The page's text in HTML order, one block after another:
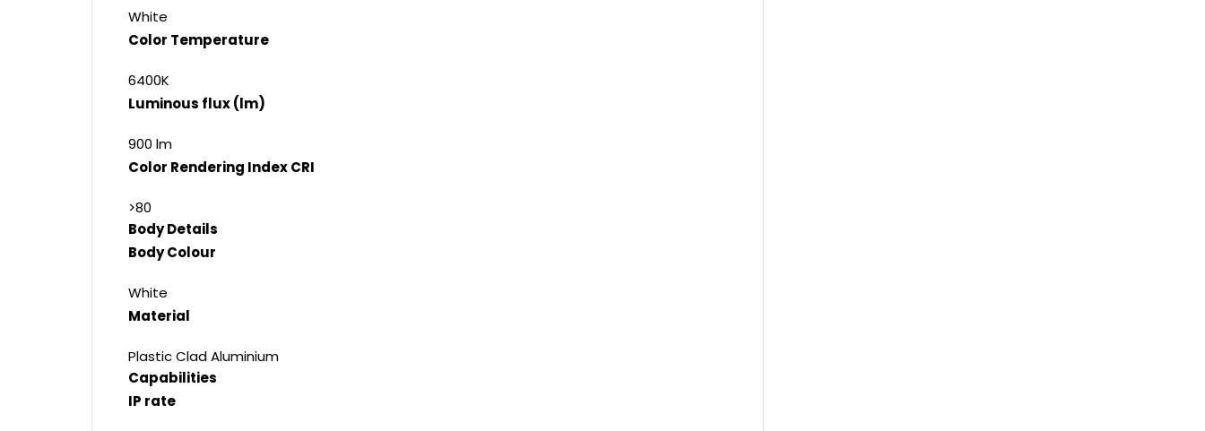
White
Color Temperature
6400K
Luminous flux (lm)
900 lm
Color Rendering Index CRI
>80
Body Details
Body Colour
White
Material
Plastic Clad Aluminium
Capabilities
IP rate